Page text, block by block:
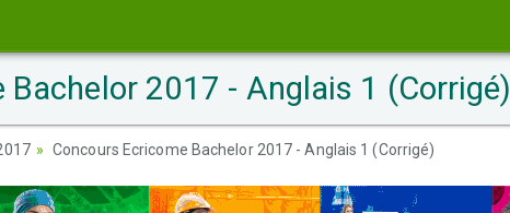
Bachelor 2017 - Anglais 1 (Corrigé)
Concours Ecricome Bachelor 2017 - Anglais 1 (Corrigé)